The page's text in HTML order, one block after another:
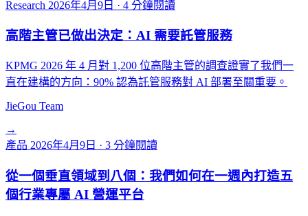
Research 2026年4月9日 · 4 分鐘閱讀
高階主管已做出決定：AI 需要託管服務
KPMG 2026 年 4 月對 1,200 位高階主管的調查證實了我們一
直在建構的方向：90% 認為託管服務對 AI 部署至關重要。
JieGou Team
→
產品 2026年4月9日 · 3 分鐘閱讀
從一個垂直領域到八個：我們如何在一週內打造五
個行業專屬 AI 營運平台